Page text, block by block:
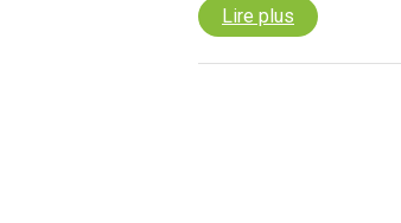
Lire plus